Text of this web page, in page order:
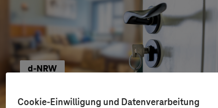
Cookie-Einwilligung und Datenverarbeitung
d-NRW
beantragen